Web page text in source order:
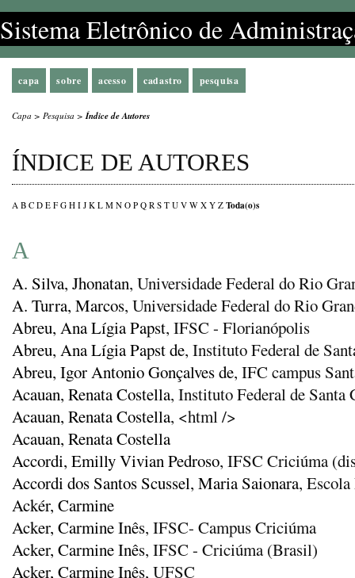
Sistema Eletrônico de
capa sobre acesso cadastro pesquisa
Capa > Pesquisa >Índice de Autores
ÍNDICE DE AUTORES
A B C D E F G H I J K L M N O P Q R S T U V W X Y Z Toda(o)s
A
A. Silva, Jhonatan, Universidade Federal do Rio
A. Turra, Marcos, Universidade Federal do Rio
Abreu, Ana Lígia Papst, IFSC - Florianópolis
Abreu, Ana Lígia Papst de, Instituto Federal de
Abreu, Igor Antonio Gonçalves de, IFC campus
Acauan, Renata Costella, Instituto Federal de Santa
Acauan, Renata Costella, <html />
Acauan, Renata Costella
Accordi, Emilly Vivian Pedroso, IFSC Criciúma
Accordi dos Santos Scussel, Maria Saionara,
Ackér, Carmine
Acker, Carmine Inês, IFSC- Campus Criciúma
Acker, Carmine Inês, IFSC - Criciúma (Brasil)
Acker, Carmine Inês, UFSC